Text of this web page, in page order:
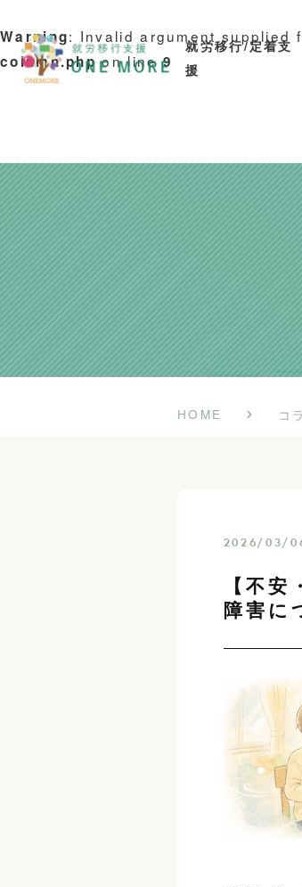
就労移行/定着支
援
Warning: Invalid argument supplied
column.phpon line9
HOME コ
2026/03/
【不
障害に